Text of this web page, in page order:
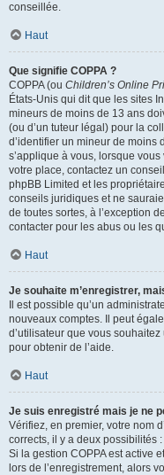
conseillée.
Haut
Que signifie COPPA ?
COPPA (ou Children’s Online
États-Unis qui dit que les sites
mineurs de moins de 13 ans
(ou d’un tuteur légal) pour la
d’identifier un mineur de moins
s’applique à vous, lorsque
votre place, contactez un
phpBB Limited et les
conseils juridiques et ne
de toutes sortes, à l’exception
contacter pour les abus ou les
Haut
Je souhaite m’enregistrer,
Il est possible qu’un
nouveaux comptes. Il peut
d’utilisateur que vous
pour obtenir de l’aide.
Haut
Je suis enregistré mais je ne
Vérifiez, en premier, votre nom
corrects, il y a deux possibilités :
Si la gestion COPPA est active
lors de l’enregistrement, alors